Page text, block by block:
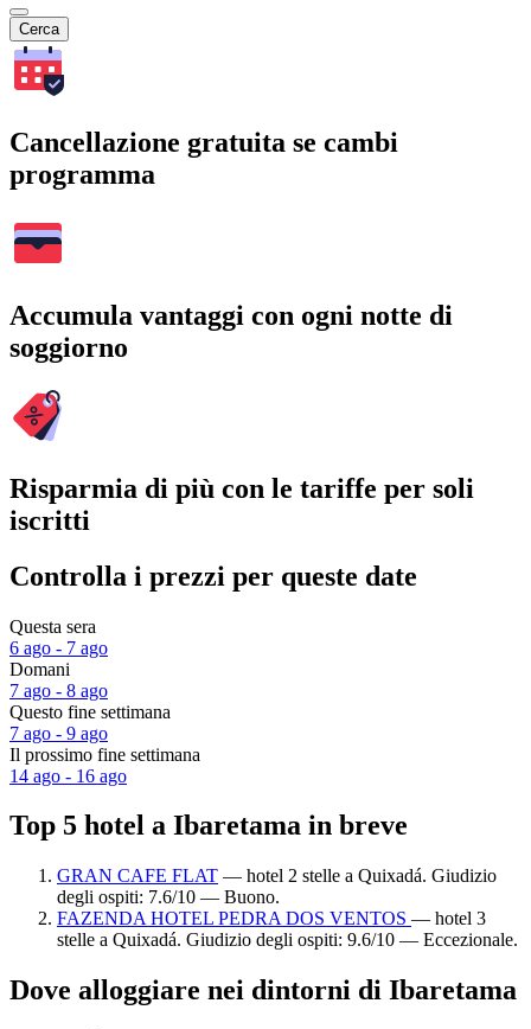
Cerca
Cancellazione gratuita se cambi
programma
Accumula vantaggi con ogni notte di
soggiorno
Risparmia di più con le tariffe per soli
iscritti
Controlla i prezzi per queste date
Questa sera
6 ago - 7 ago
Domani
7 ago - 8 ago
Questo fine settimana
7 ago - 9 ago
Il prossimo fine settimana
14 ago - 16 ago
Top 5 hotel a Ibaretama in breve
GRAN CAFE FLAT — hotel 2 stelle a Quixadá. Giudizio
degli ospiti: 7.6/10 — Buono.
FAZENDA HOTEL PEDRA DOS VENTOS — hotel 3
stelle a Quixadá. Giudizio degli ospiti: 9.6/10 — Eccezionale.
Dove alloggiare nei dintorni di Ibaretama